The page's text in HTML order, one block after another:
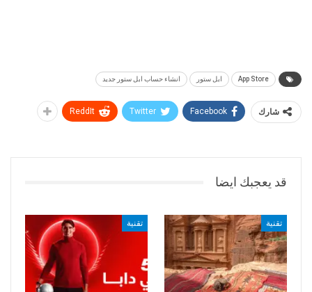
App Store ابل ستور انشاء حساب ابل ستور جديد
شارك Facebook
Twitter
ReddIt
قد يعجبك ايضا
تقنية تقنية